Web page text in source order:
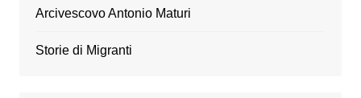
Arcivescovo Antonio Maturi
Storie di Migranti